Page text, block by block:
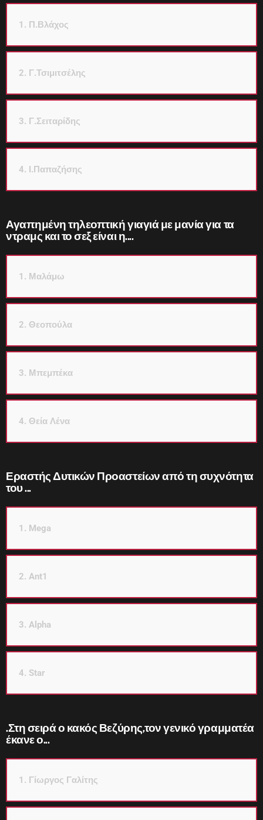
1. Π.Βλάχος
2. Γ.Τσιμιτσέλης
3. Γ.Σειταρίδης
4. Ι.Παπαζήσης
Αγαπημένη τηλεοπτική γιαγιά με μανία για τα
ντραμς και το σεξ είναι η....
1. Μαλάμω
2. Θεοπούλα
3. Μπεμπέκα
4. Θεία Λένα
Εραστής Δυτικών Προαστείων από τη συχνότητα
του ...
1. Mega
2. Ant1
3. Alpha
4. Star
.Στη σειρά ο κακός Βεζύρης,τον γενικό γραμματέα
έκανε ο...
1. Γίωργος Γαλίτης